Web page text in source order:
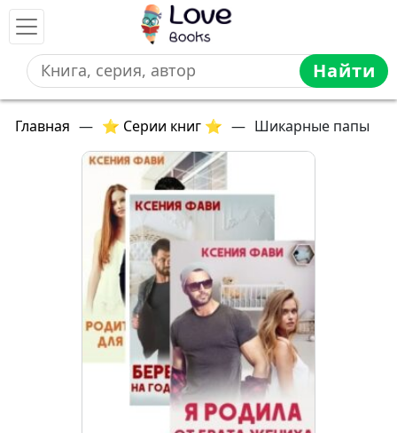
Найти
Главная — ⭐ Серии книг ⭐ — Шикарные папы